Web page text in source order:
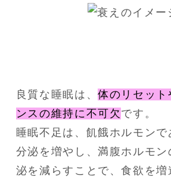
良質な睡眠は、体のリセット
ンスの維持に不可欠 です。
睡眠不足は、飢餓ホルモン
分泌を増やし、満腹ホルモン
泌を減らすことで、食欲を増